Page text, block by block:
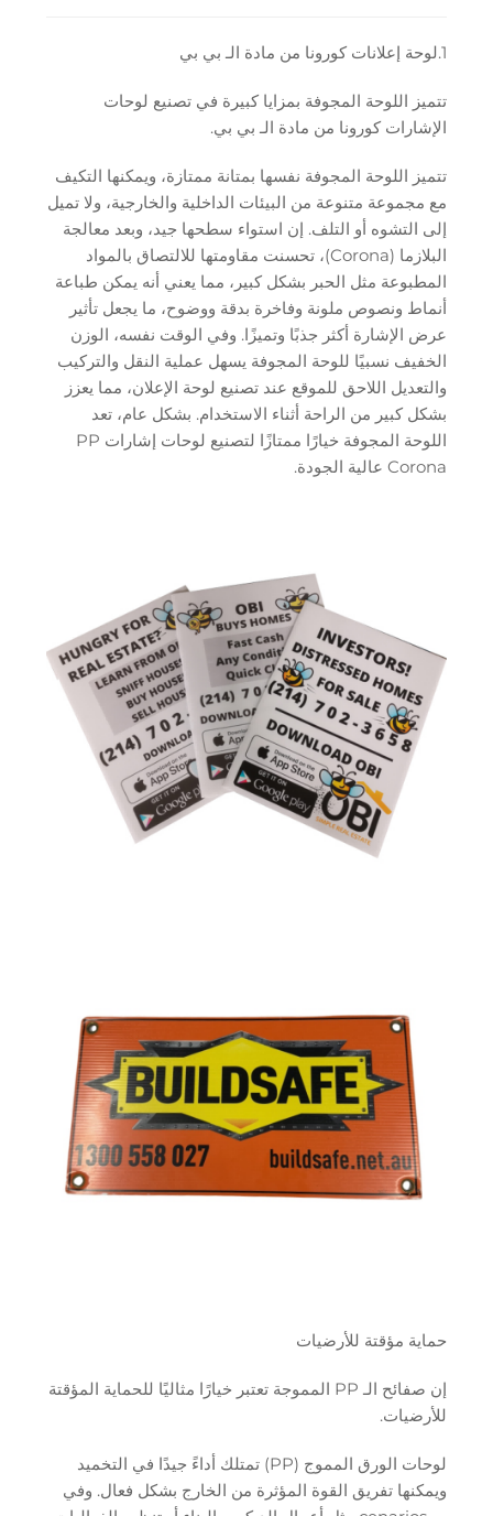
1.لوحة إعلانات كورونا من مادة الـ بي بي
تتميز اللوحة المجوفة بمزايا كبيرة في تصنيع لوحات
الإشارات كورونا من مادة الـ بي بي.
تتميز اللوحة المجوفة نفسها بمتانة ممتازة، ويمكنها التكيف
مع مجموعة متنوعة من البيئات الداخلية والخارجية، ولا تميل
إلى التشوه أو التلف. إن استواء سطحها جيد، وبعد معالجة
البلازما (Corona)، تحسنت مقاومتها للالتصاق بالمواد
المطبوعة مثل الحبر بشكل كبير، مما يعني أنه يمكن طباعة
أنماط ونصوص ملونة وفاخرة بدقة ووضوح، ما يجعل تأثير
عرض الإشارة أكثر جذبًا وتميزًا. وفي الوقت نفسه، الوزن
الخفيف نسبيًا للوحة المجوفة يسهل عملية النقل والتركيب
والتعديل اللاحق للموقع عند تصنيع لوحة الإعلان، مما يعزز
بشكل كبير من الراحة أثناء الاستخدام. بشكل عام، تعد
اللوحة المجوفة خيارًا ممتازًا لتصنيع لوحات إشارات PP
Corona عالية الجودة.
حماية مؤقتة للأرضيات
إن صفائح الـ PP المموجة تعتبر خيارًا مثاليًا للحماية المؤقتة
للأرضيات.
لوحات الورق المموج (PP) تمتلك أداءً جيدًا في التخميد
ويمكنها تفريق القوة المؤثرة من الخارج بشكل فعال. وفي